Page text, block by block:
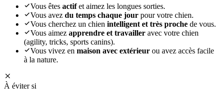
Vous êtes actifet aimez les longues sorties.
Vous avez du temps chaque jour pour votre chien.
Vous cherchez un chien intelligent et très proche de vous.
Vous aimez apprendre et travailler avec votre chien
(agility, tricks, sports canins).
Vous vivez en maison avec extérieur ou avez accès facile
à la nature.
À éviter si